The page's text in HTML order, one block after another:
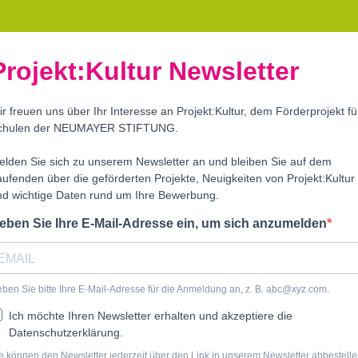
Newsletter
freuen uns über Ihr Interesse an Projekt:Kultur, dem Förderprojekt
der NEUMAYER STIFTUNG.
Sie sich zu unserem Newsletter an und bleiben Sie auf dem
über die geförderten Projekte, Neuigkeiten von Projekt:Kultur
wichtige Daten rund um Ihre Bewerbung.
Sie Ihre E-Mail-Adresse ein, um sich anzumelden
Sie bitte Ihre E-Mail-Adresse für die Anmeldung an, z. B. abc@xyz.com.
Ich möchte Ihren Newsletter erhalten und akzeptiere die
Datenschutzerklärung.
können den Newsletter jederzeit über den Link in unserem Newsletter